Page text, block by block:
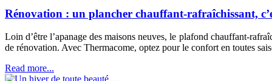
Rénovation : un plancher chauffant-rafraîchissant,
Loin d’être l’apanage des maisons neuves, le plafond chauffant-
de rénovation. Avec Thermacome, optez pour le confort en toutes
Read more...